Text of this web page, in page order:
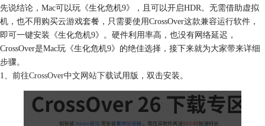
先说结论，Mac可以玩《生化危机9》，且可以开启HDR。无需借助虚拟
机，也不用购买云游戏套餐，只需要使用CrossOver这款兼容运行软件，
即可一键安装《生化危机9》。硬件利用率高，也没有网络延迟，
CrossOver是Mac玩《生化危机9》的绝佳选择，接下来就为大家带来详细
步骤。
1、前往CrossOver中文网站下载试用版，双击安装。